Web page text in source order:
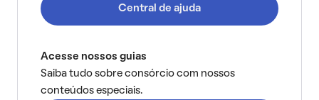
Central de ajuda
Acesse nossos guias
Saiba tudo sobre consórcio com nossos
conteúdos especiais.